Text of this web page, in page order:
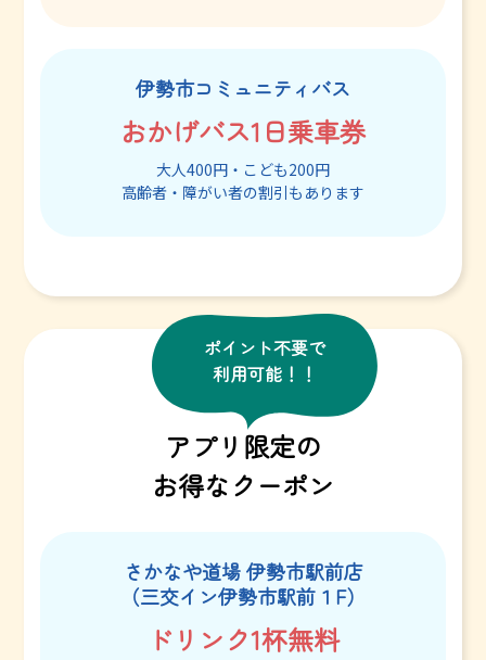
伊勢市コミュニティバス
おかげバス1日乗車券
大人400円・こども200円
高齢者・障がい者の割引もあります
アプリ限定の
お得なクーポン
ポイント不要で
利用可能！！
さかなや道場 伊勢市駅前店
（三交イン伊勢市駅前１F）
ドリンク1杯無料